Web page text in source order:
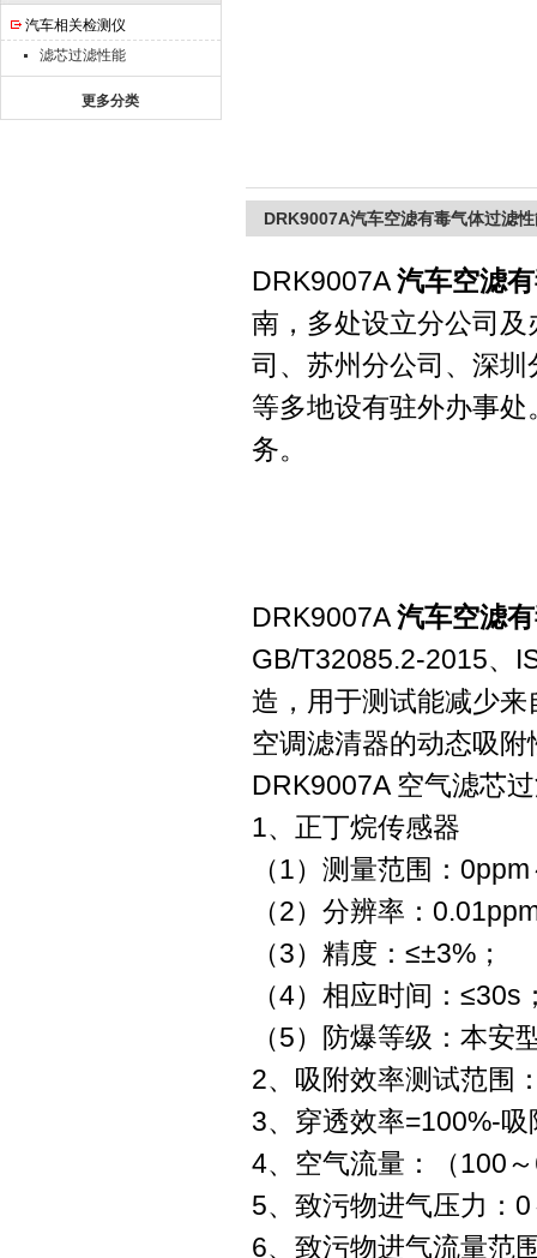
汽车相关检测仪
滤芯过滤性能
更多分类
DRK9007A汽车空滤有毒气体过滤
DRK9007A汽车空滤
南，多处设立分公司
司、苏州分公司、深
等多地设有驻外办事
务。
DRK9007A汽车空滤
GB/T32085.2-2015、
造，用于测试能减少
空调滤清器的动态吸附
DRK9007A 空气滤芯
1、正丁烷传感器
（1）测量范围：
（2）分辨率：
（3）精度：≤±3%；
（4）相应时间：≤30s
（5）防爆等级：本安
2、吸附效率测试范围
3、穿透效率=100%-
4、空气流量：（100
5、致污物进气压力：
6、致污物进气流量范